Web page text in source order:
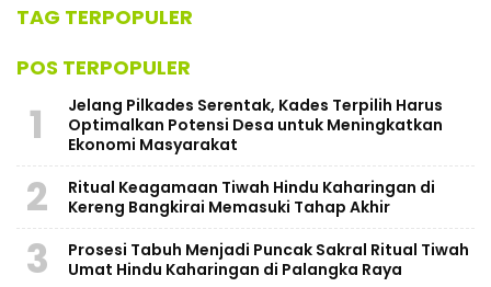
TAG TERPOPULER
POS TERPOPULER
1
Jelang Pilkades Serentak, Kades Terpilih Harus
Optimalkan Potensi Desa untuk Meningkatkan
Ekonomi Masyarakat
2
Ritual Keagamaan Tiwah Hindu Kaharingan di
Kereng Bangkirai Memasuki Tahap Akhir
3
Prosesi Tabuh Menjadi Puncak Sakral Ritual Tiwah
Umat Hindu Kaharingan di Palangka Raya